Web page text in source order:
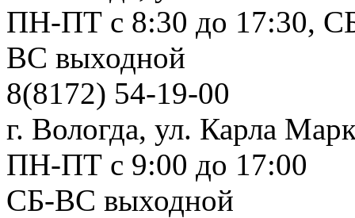
ПН-ПТ c 8:30 до 17:30,
ВС выходной
8(8172) 54-19-00
г. Вологда, ул. Карла
ПН-ПТ c 9:00 до 17:00
СБ-ВС выходной